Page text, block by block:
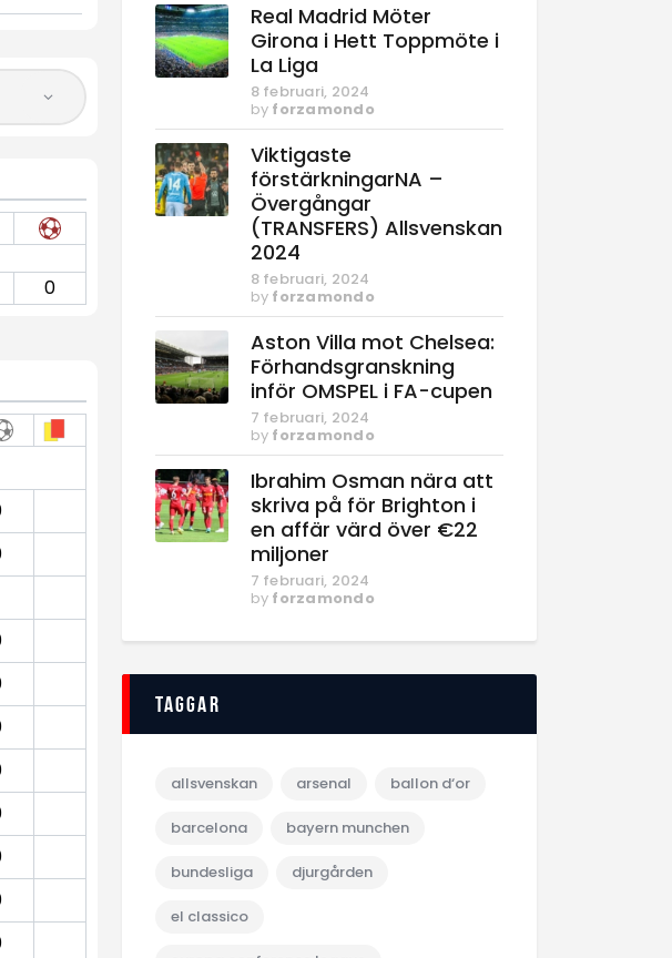
0
Real Madrid Möter
Girona i Hett Toppmöte i
La Liga
8 februari, 2024
by forzamondo
Viktigaste
förstärkningarNA –
Övergångar
(TRANSFERS) Allsvenskan
2024
8 februari, 2024
by forzamondo
Aston Villa mot Chelsea:
Förhandsgranskning
inför OMSPEL i FA-cupen
7 februari, 2024
by forzamondo
Ibrahim Osman nära att
skriva på för Brighton i
en affär värd över €22
miljoner
7 februari, 2024
by forzamondo
Taggar
allsvenskan arsenal ballon d‘or
barcelona bayern munchen
bundesliga djurgården
el classico